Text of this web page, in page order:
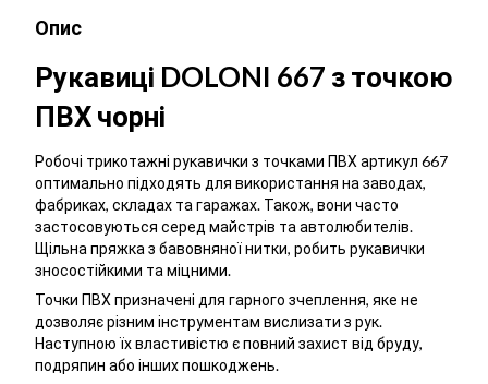
Опис
Рукавиці DOLONI 667 з точкою
ПВХ чорні
Робочі трикотажні рукавички з точками ПВХ артикул 667
оптимально підходять для використання на заводах,
фабриках, складах та гаражах. Також, вони часто
застосовуються серед майстрів та автолюбителів.
Щільна пряжка з бавовняної нитки, робить рукавички
зносостійкими та міцними.
Точки ПВХ призначені для гарного зчеплення, яке не
дозволяє різним інструментам вислизати з рук.
Наступною їх властивістю є повний захист від бруду,
подряпин або інших пошкоджень.